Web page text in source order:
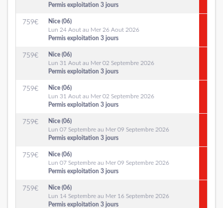
Permis exploitation 3 jours
759€
Nice (06)
Lun 24 Aout au Mer 26 Aout 2026
Permis exploitation 3 jours
759€
Nice (06)
Lun 31 Aout au Mer 02 Septembre 2026
Permis exploitation 3 jours
759€
Nice (06)
Lun 31 Aout au Mer 02 Septembre 2026
Permis exploitation 3 jours
759€
Nice (06)
Lun 07 Septembre au Mer 09 Septembre 2026
Permis exploitation 3 jours
759€
Nice (06)
Lun 07 Septembre au Mer 09 Septembre 2026
Permis exploitation 3 jours
759€
Nice (06)
Lun 14 Septembre au Mer 16 Septembre 2026
Permis exploitation 3 jours